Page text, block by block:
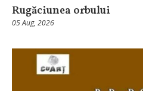
Rugăciunea orbului
05 Aug, 2026